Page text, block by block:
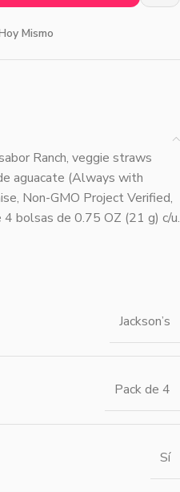
Mismo
Ranch, veggie straws
aguacate (Always with
Non-GMO Project Verified,
bolsas de 0.75 OZ (21 g) c/u.
Jackson’s
Pack de 4
Sí